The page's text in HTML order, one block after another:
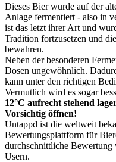
Dieses Bier wurde auf der
Anlage fermentiert - also in
ist das letzt ihrer Art und
Tradition fortzusetzen und
bewahren.
Neben der besonderen
Dosen ungewöhnlich.
kann unter den richtigen
Vermutlich wird es sogar
12°C aufrecht stehend
Vorsichtig öffnen!
Untappd ist die weltweit
Bewertungsplattform für
durchschnittliche Bewertung
Usern.